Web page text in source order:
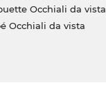
Occhiali da vista
Occhiali da vista